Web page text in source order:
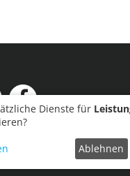
Dienste für
Ablehnen